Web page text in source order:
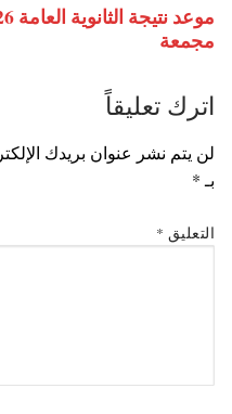
مجمعة
اترك تعليقاً
لن يتم نشر عنوان بريدك
بـ*
التعليق *